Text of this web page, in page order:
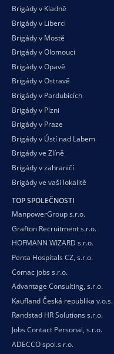
Brigády v Kladně
Brigády v Liberci
Brigády v Mostě
Brigády v Olomouci
Brigády v Opavě
Brigády v Ostravě
Brigády v Pardubicích
Brigády v Plzni
Brigády v Praze
Brigády v Ústí nad Labem
Brigády ve Zlíně
Brigády v zahraničí
Brigády ve vaší lokalitě
TOP SPOLEČNOSTI
ManpowerGroup s.r.o.
Grafton Recruitment s.r.o.
HOFMANN WIZARD s.r.o.
Penta Hospitals CZ, s.r.o.
Comac jobs s.r.o.
Advantage Consulting, s.r.o.
Kaufland Česká republika v.o.s.
Randstad HR Solutions s.r.o.
Jobs Contact Personal, s.r.o.
ADECCO spol.s r.o.